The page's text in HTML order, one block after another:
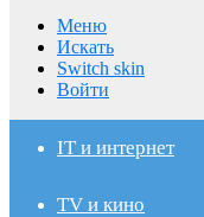
Меню
Искать
Switch skin
Войти
IT и интернет
TV и кино